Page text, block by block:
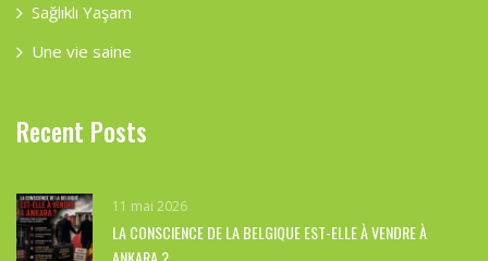
Sağlıklı Yaşam
Une vie saine
Recent Posts
11 mai 2026
LA CONSCIENCE DE LA BELGIQUE EST-ELLE À VENDRE À